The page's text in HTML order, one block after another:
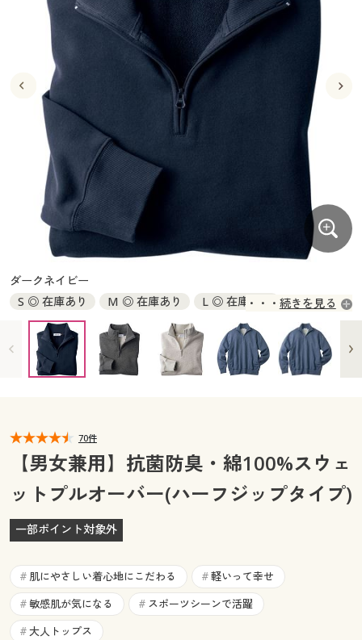
キッチン・雑貨・日用品
家具・収納
寝具・ベッド
カーテン・ラグ・ファブリック
美容・健康通販すべて
美容・健康・サプリメント
制服・スクール
制服・スクールすべて
制服・学生服
ジュニア・ティーンズ下着
大きいサイズ
大きいサイズ通販すべて
大きいサイズ レディース服
大きいサイズ レディース下着
大きいサイズ メンズ
大きいサイズ 事務・制服
バーゲン
バーゲンセール
シークレットセール
詳細検索
商品カテゴリ一覧
カタログ
カタログ・チラシからのご注文
デジタルカタログ
カタログ無料プレゼント
マイページ
閲覧履歴
お気に入り
サポート
ご利用ガイド
寝具・ベッド
カーテン・ラグ・ファブリック
美容・健康・サプリメント
制服・スクールすべて
制服・学生服
ジュニア・ティーンズ下着
大きいサイズ
大きいサイズ通販すべて
大きいサイズ レディース服
大きいサイズ レディース下着
大きいサイズ メンズ
大きいサイズ 事務・制服
バーゲン
バーゲンセール
シークレットセール
詳細検索
商品カテゴリ一覧
カタログ
カタログ・チラシからのご注文
カタログ無料プレゼント
会員メニュー
閲覧履歴
お気に入り
サポート
よくある質問とお問い合わせ
ダークネイビー
S ◎ 在庫あり
M ◎ 在庫あり
L ◎ 在庫あり
LL ◎ 在庫あり
3L ◎ 在庫あり
5L ◎ 在庫あり
7L × 完売
続きを見る
70件
【男女兼用】抗菌防臭・綿100%スウェ
ットプルオーバー(ハーフジップタイプ)
一部ポイント対象外
# 肌にやさしい着心地にこだわる # 軽いって幸せ
# 敏感肌が気になる # スポーツシーンで活躍
# 大人トップス